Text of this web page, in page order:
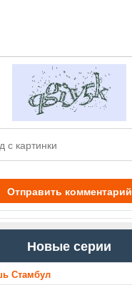
Отправить комментарий
Новые серии
Стамбул